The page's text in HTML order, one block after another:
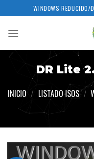
to
content
WINDOWS REDUCIDO/
DR Lite
INICIO / LISTADO ISOS /